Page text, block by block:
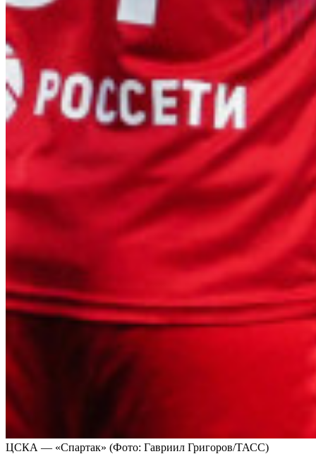
ЦСКА — «Спартак» (Фото: Гавриил Григоров/ТАСС)